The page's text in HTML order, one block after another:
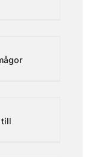
till